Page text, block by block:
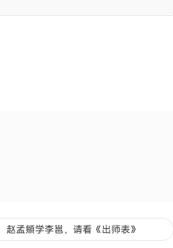
赵孟頫学李邕，请看《出师表》